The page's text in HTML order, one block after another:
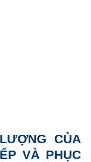
CỦA
VÀ PHỤC